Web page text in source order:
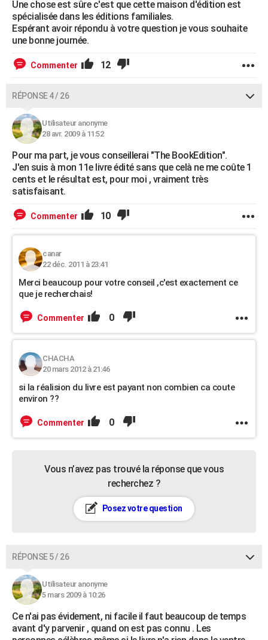
Une chose est sûre c'est que cette maison d'édition est
spécialisée dans les éditions familiales.
Espérant avoir répondu à votre question je vous souhaite
une bonne journée.
Commenter 12
RÉPONSE 4 / 26
Utilisateur anonyme
28 avr. 2009 à 11:52
Pour ma part, je vous conseillerai "The BookEdition".
J'en suis à mon 11e livre édité sans que celà ne me coûte 1
cents et le résultat est, pour moi , vraiment très
satisfaisant.
Commenter 10
canar
22 déc. 2011 à 23:41
Merci beaucoup pour votre conseil ,c'est exactement ce
que je recherchais!
Commenter 0
CHACHA
20 mars 2012 à 21:46
si la réalision du livre est payant non combien ca coute
environ ??
Commenter 0
Vous n’avez pas trouvé la réponse que vous
recherchez ?
Posez votre question
RÉPONSE 5 / 26
Utilisateur anonyme
5 mars 2009 à 10:26
Ce n'ai pas évidement, ni facile il faut beaucoup de temps
avant d'y parvenir , quand on est pas connu . Les